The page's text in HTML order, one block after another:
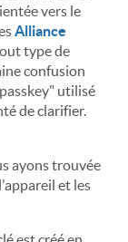
vers le
Alliance
type de
confusion
utilisé
de clarifier.
ayons trouvée
et les